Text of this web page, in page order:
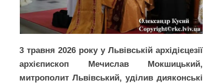
3 травня 2026 року у Львівській архідієцезії
архієпископ Мечислав Мокшицький,
митрополит Львівський, уділив дияконські